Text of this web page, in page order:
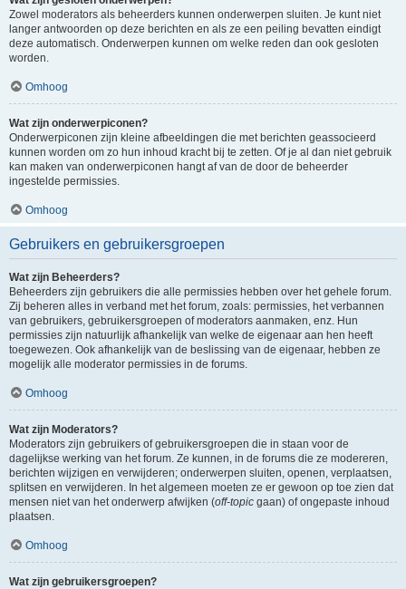
Zowel moderators als beheerders kunnen onderwerpen sluiten. Je kunt niet
langer antwoorden op deze berichten en als ze een peiling bevatten eindigt
deze automatisch. Onderwerpen kunnen om welke reden dan ook gesloten
worden.
Omhoog
Wat zijn onderwerpiconen?
Onderwerpiconen zijn kleine afbeeldingen die met berichten geassocieerd
kunnen worden om zo hun inhoud kracht bij te zetten. Of je al dan niet gebruik
kan maken van onderwerpiconen hangt af van de door de beheerder
ingestelde permissies.
Omhoog
Gebruikers en gebruikersgroepen
Wat zijn Beheerders?
Beheerders zijn gebruikers die alle permissies hebben over het gehele forum.
Zij beheren alles in verband met het forum, zoals: permissies, het verbannen
van gebruikers, gebruikersgroepen of moderators aanmaken, enz. Hun
permissies zijn natuurlijk afhankelijk van welke de eigenaar aan hen heeft
toegewezen. Ook afhankelijk van de beslissing van de eigenaar, hebben ze
mogelijk alle moderator permissies in de forums.
Omhoog
Wat zijn Moderators?
Moderators zijn gebruikers of gebruikersgroepen die in staan voor de
dagelijkse werking van het forum. Ze kunnen, in de forums die ze modereren,
berichten wijzigen en verwijderen; onderwerpen sluiten, openen, verplaatsen,
splitsen en verwijderen. In het algemeen moeten ze er gewoon op toe zien dat
mensen niet van het onderwerp afwijken (off-topic gaan) of ongepaste inhoud
plaatsen.
Omhoog
Wat zijn gebruikersgroepen?